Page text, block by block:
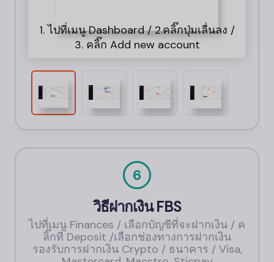
1. ไปที่เมนู Dashboard / 2.คลิ๊กปุ่มเลื่นลง /
3. คลิ๊ก Add new account
6
วิธีฝากเงินFBS
ไปที่เมนู Finances / เลือกบัญชีที่จะฝากเงิน / ค
ลิ๊กที่ Deposit /เลือกช่องทางการฝากเงิน
รองรับการฝากเงิน Crypto / ธนาคาร / Visa,